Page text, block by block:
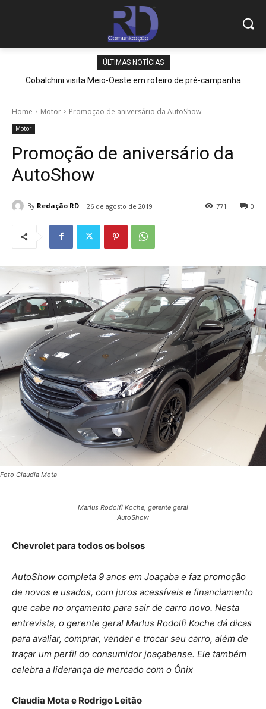
ÚLTIMAS NOTÍCIAS
Cobalchini visita Meio-Oeste em roteiro de pré-campanha
Home Motor Promoção de aniversário da AutoShow
Motor
Promoção de aniversário da
AutoShow
By Redação RD 26 de agosto de 2019 0
771
Foto Claudia Mota
Marlus Rodolfi Koche, gerente geral
AutoShow
Chevrolet para todos os bolsos
AutoShow completa 9 anos em Joaçaba e faz promoção
de novos e usados, com juros acessíveis e financiamento
que cabe no orçamento para sair de carro novo. Nesta
entrevista, o gerente geral Marlus Rodolfi Koche dá dicas
para avaliar, comprar, vender e trocar seu carro, além de
traçar um perfil do consumidor joaçabense. Ele também
celebra a liderança de mercado com o Ônix
Claudia Mota e Rodrigo Leitão